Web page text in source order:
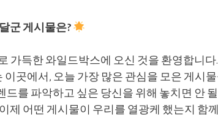
군 게시물은?
가득한 와일드박스에 오신 것을 환영합니다
곳에서, 오늘 가장 많은 관심을 모은 게시
를 파악하고 싶은 당신을 위해 놓치면 안
제 어떤 게시물이 우리를 열광케 했는지 함